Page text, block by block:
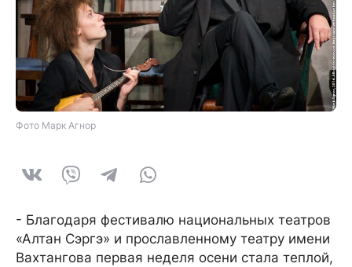
Фото Марк Агнор
- Благодаря фестивалю национальных театров
«Алтан Сэргэ» и прославленному театру имени
Вахтангова первая неделя осени стала теплой,